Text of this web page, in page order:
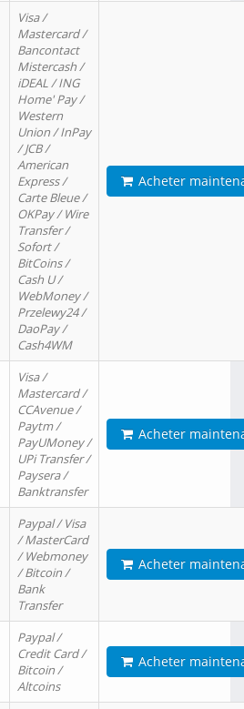
Visa /
Mastercard /
Bancontact
Mistercash /
iDEAL / ING
Home' Pay /
Western
Union / InPay
/ JCB /
American
Express /
Carte Bleue /
OKPay / Wire
Transfer /
Sofort /
BitCoins /
Cash U /
WebMoney /
Przelewy24 /
DaoPay /
Cash4WM
Acheter
Visa /
Mastercard /
CCAvenue /
Paytm /
PayUMoney /
UPi Transfer /
Paysera /
Banktransfer
Acheter
Paypal / Visa
/ MasterCard
/ Webmoney
/ Bitcoin /
Bank
Transfer
Acheter
Paypal /
Credit Card /
Bitcoin /
Altcoins
Acheter